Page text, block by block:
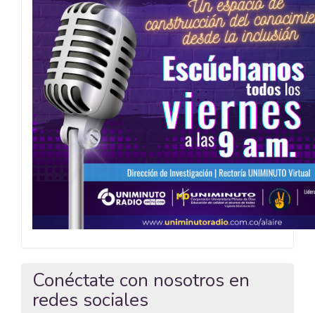
Conéctate con nosotros en
redes sociales